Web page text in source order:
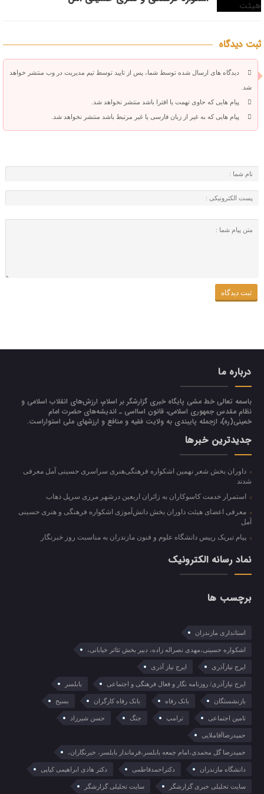
ثبت دیدگاه
دیدگاه های ارسال شده توسط شما، پس از تایید توسط تیم مدیریت در وب منتشر خواهد
شد.
پیام هایی که حاوی تهمت یا افترا باشد منتشر نخواهد شد.
پیام هایی که به غیر از زبان فارسی یا غیر مرتبط باشد منتشر نخواهد شد.
درباره ما
باسمه تعالی خط مشی پایگاه خبری گزارشگر بر اسلام، ارزش‌هاي انقلاب اسلامي و
نظام مقدس جمهوري اسلامي، قانون اسااسی ـ انديشه‌هاي حضرت امام
خميني(ره)، ازجمله پایبندی به ولايت فقيه و منافع و ارزشهاي ملي استواراست.
جدیدترین خبرها
داوران بخش شعر نهمین اشکواره فرهنگی‌هنری سراسری حسینی آمل معرفی
شدند
استمرار خدمت کاسوکاران به زائران اربعین درشهر مرزی سرپل ذهاب
معرفی اعضای هیئت داوران بخش دانش‌آموزی اشکواره فرهنگی و هنری حسینی
آمل
پیام تبریک رییس دانشگاه علوم و فنون مازندران به مناسبت روز خبرنگار
نماد رسانه الکترونیک
برچسب ها
استانداری مازندران
اشکواره حسینی،مهدی نصراله زاده، دبیر بخش تئاتر خیابانی،
ایرج نیازآذری ایرج نیاز آذری
ایرج نیازآذری/ روزنامه نگار و فعال فرهنگی و اجتماعی بابلسر
بازنشستگان بانک رفاه بانک رفاه کارگران بسیح
تامین اجتماعی ترامپ جنگ حسن شیرزاد
حمیدرضاآقاملایی
حمیدرضا گل محمدی،امام جمعه بابلسر،فرماندار بابلسر، خبرنگاران،
دانشگاه مازندران دکتراحمدفاطمی دکتر هادی ابراهیمی کیاپی
سایت تحلیلی خبری گزارشگر سایت تحلیلی گزارشگر